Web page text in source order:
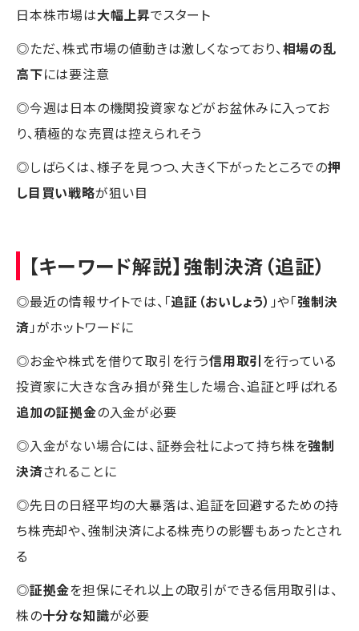
日本株市場は大幅上昇でスタート
◎ただ、株式市場の値動きは激しくなっており、相場の乱
高下には要注意
◎今週は日本の機関投資家などがお盆休みに入ってお
り、積極的な売買は控えられそう
◎しばらくは、様子を見つつ、大きく下がったところでの押
し目買い戦略が狙い目
【キーワード解説】強制決済（追証）
◎最近の情報サイトでは、「追証（おいしょう） 」や「強制決
済 」がホットワードに
◎お金や株式を借りて取引を行う信用取引を行っている
投資家に大きな含み損が発生した場合、追証と呼ばれる
追加の証拠金の入金が必要
◎入金がない場合には、証券会社によって持ち株を強制
決済されることに
◎先日の日経平均の大暴落は、追証を回避するための持
ち株売却や、強制決済による株売りの影響もあったとされ
る
◎証拠金を担保にそれ以上の取引ができる信用取引は、
株の十分な知識が必要